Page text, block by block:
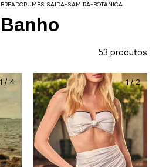
BREADCRUMBS.SAIDA-SAMIRA-BOTANICA
53 produtos
1 / 4 1/2